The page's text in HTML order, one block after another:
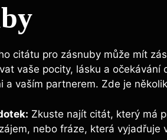
citátu pro zásnuby může mít
vaše pocity, lásku a
a vaším partnerem. Zde je
Zkuste najít citát, který má
nebo fráze, která vyjadřuje